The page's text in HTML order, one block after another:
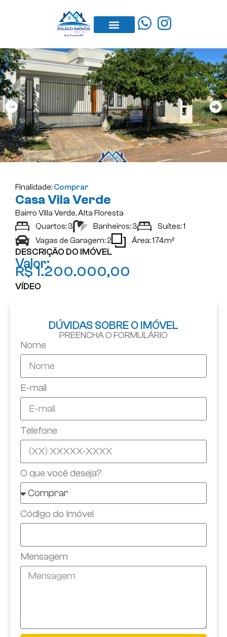
Finalidade: Comprar
Casa Vila Verde
Bairro Villa Verde, Alta Floresta
Quartos: 3
Banheiros: 3
Suítes: 1
Vagas de Garagem: 2
Área: 174m²
DESCRIÇÃO DO IMÓVEL
Valor:
R$ 1.200.000,00
VÍDEO
DÚVIDAS SOBRE O IMÓVEL
PREENCHA O FORMULÁRIO
Nome
E-mail
Telefone
O que você deseja?
Código do Imóvel
Mensagem